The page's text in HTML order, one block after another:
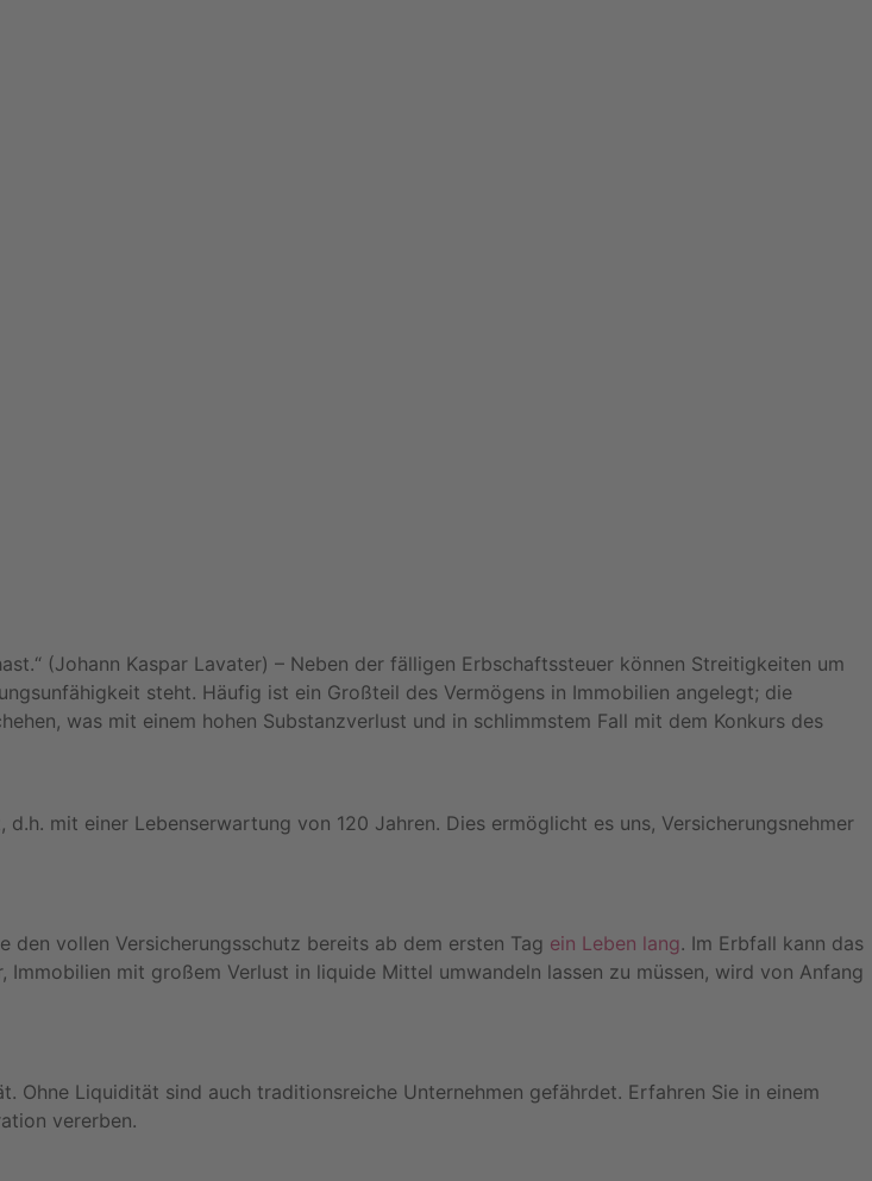
(Johann Kaspar Lavater) – Neben der fälligen Erbschaftssteuer können Streitigkeiten um
steht. Häufig ist ein Großteil des Vermögens in Immobilien angelegt; die
was mit einem hohen Substanzverlust und in schlimmstem Fall mit dem Konkurs des
mit einer Lebenserwartung von 120 Jahren. Dies ermöglicht es uns, Versicherungsnehmer
vollen Versicherungsschutz bereits ab dem ersten Tag ein Leben lang. Im Erbfall kann das
mit großem Verlust in liquide Mittel umwandeln lassen zu müssen, wird von Anfang
Liquidität sind auch traditionsreiche Unternehmen gefährdet. Erfahren Sie in einem
vererben.